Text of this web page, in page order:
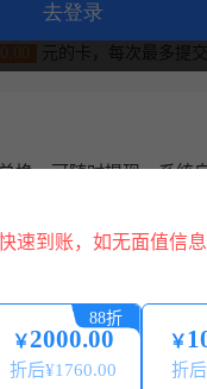
去登录
元的卡，每次最多提
换，可随时提现，系统
无误，若信息错误，将
现秒到账 微信、支付
，请配合平台做好相关
致。
犯罪活动。
在线咨询（在线客服 QQ
速到账，如无面值信
￥2000.00
折后¥1760.00
88折
￥
折